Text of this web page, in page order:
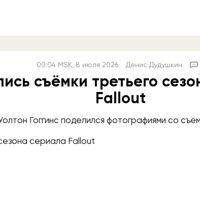
00:04 MSK, 8 июля 2026 Денис Дудушкин
съёмки третьего
Fallout
Гоггинс поделился фотографиями со